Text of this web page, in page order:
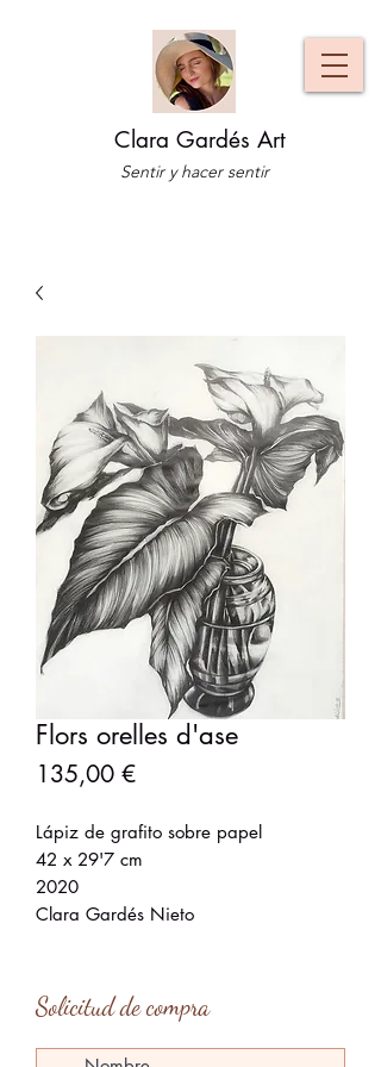
Clara Gardés Art
Sentir y hacer sentir
Flors orelles d'ase
135,00 €Precio
Lápiz de grafito sobre papel
42 x 29'7 cm
2020
Clara Gardés Nieto
Solicitud de compra